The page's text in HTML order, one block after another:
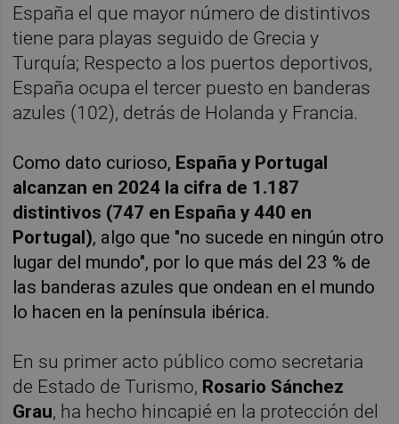
España el que mayor número de distintivos
tiene para playas seguido de Grecia y
Turquía; Respecto a los puertos deportivos,
España ocupa el tercer puesto en banderas
azules (102), detrás de Holanda y Francia.
Como dato curioso, España y Portugal
alcanzan en 2024 la cifra de 1.187
distintivos (747 en España y 440 en
Portugal), algo que "no sucede en ningún otro
lugar del mundo", por lo que más del 23 % de
las banderas azules que ondean en el mundo
lo hacen en la península ibérica.
En su primer acto público como secretaria
de Estado de Turismo, Rosario Sánchez
Grau, ha hecho hincapié en la protección del